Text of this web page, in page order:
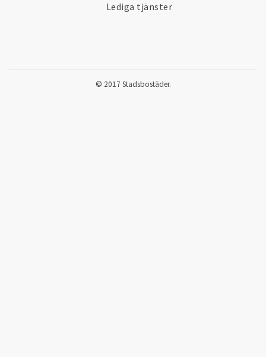
Lediga tjänster
© 2017 Stadsbostäder.